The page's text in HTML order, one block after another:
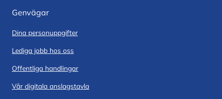
Genvägar
Dina personuppgifter
Lediga jobb hos oss
Offentliga handlingar
Vår digitala anslagstavla